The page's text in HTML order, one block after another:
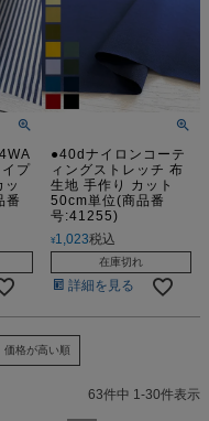
プ
ッ
番
●40dナイロンコーテ
ィングストレッチ 布
生地 手作り カット
50cm単位(商品番
号:41255)
¥1,023税込
在庫切れ
詳細を見る
価格が高い順
63件中 1-30件表示